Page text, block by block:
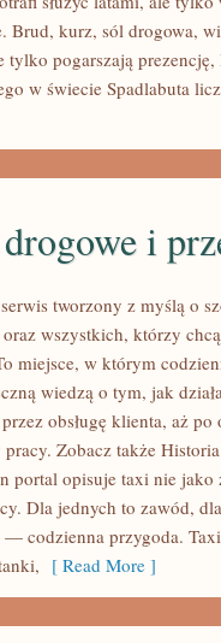
Brud, kurz, sól drogowa,
tylko pogarszają
w świecie Spadlabuta
i
tworzony z myślą o
wszystkich, którzy
miejsce, w którym
wiedzą o tym, jak
obsługę klienta, aż po
Zobacz także
portal opisuje taxi nie
Dla jednych to zawód,
codzienna przygoda.
[ Read More ]